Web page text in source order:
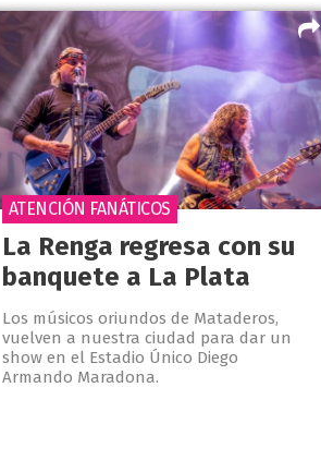
La Renga regresa con su
banquete a La Plata
Los músicos oriundos de Mataderos,
vuelven a nuestra ciudad para dar un
show en el Estadio Único Diego
Armando Maradona.
ATENCIÓN FANÁTICOS